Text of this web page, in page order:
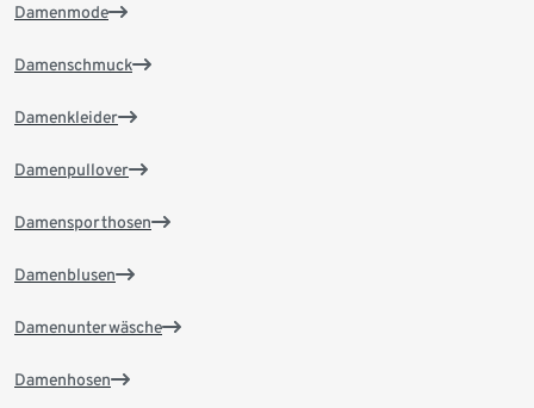
Damenmode
Damenschmuck
Damenkleider
Damenpullover
Damensporthosen
Damenblusen
Damenunterwäsche
Damenhosen